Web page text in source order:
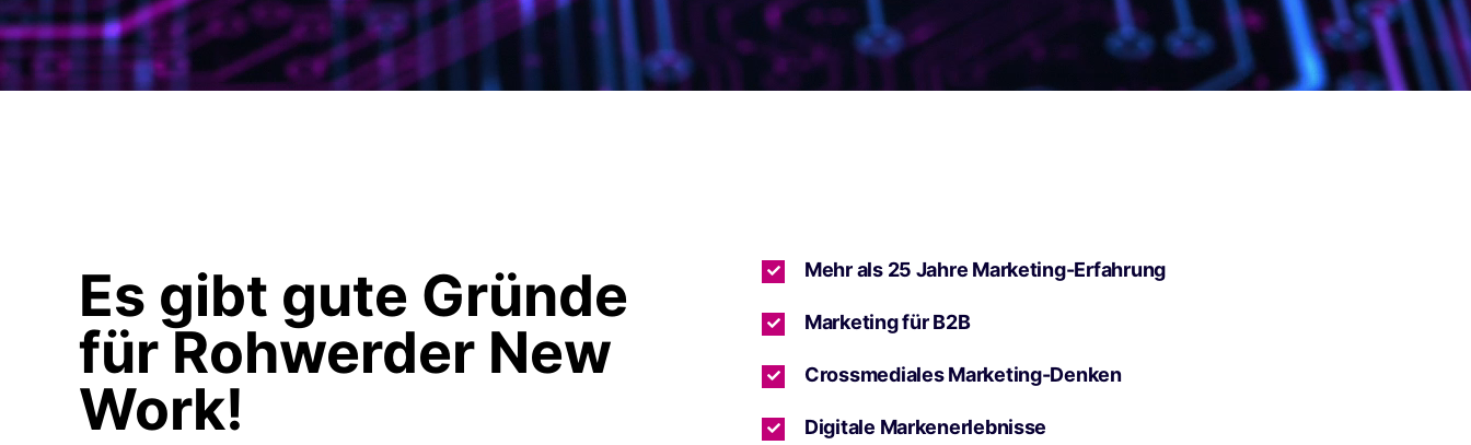
Es gibt gute Gründe
für Rohwerder New
Work!
Mehr als 25 Jahre Marketing-Erfahrung
Marketing für B2B
Crossmediales Marketing-Denken
Digitale Markenerlebnisse